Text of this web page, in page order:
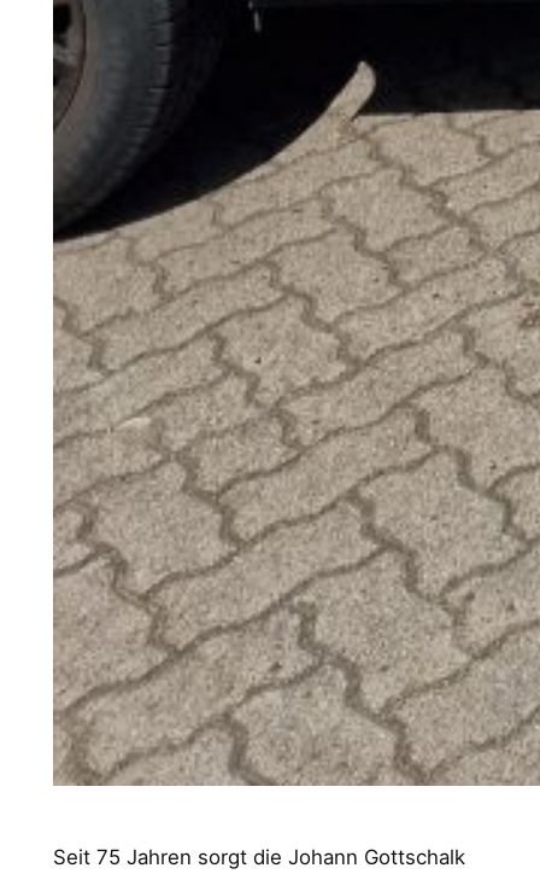
Seit 75 Jahren sorgt die Johann Gottschalk